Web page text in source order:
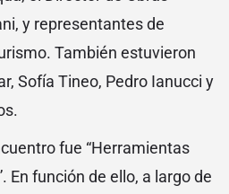
y representantes de
También estuvieron
Sofía Tineo, Pedro Ianucci y
fue “Herramientas
En función de ello, a largo de